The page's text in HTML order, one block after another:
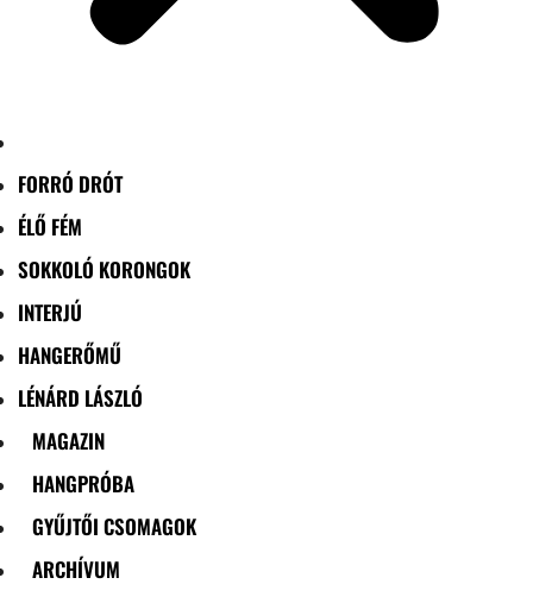
FORRÓ DRÓT
ÉLŐ FÉM
SOKKOLÓ KORONGOK
INTERJÚ
HANGERŐMŰ
LÉNÁRD LÁSZLÓ
MAGAZIN
HANGPRÓBA
GYŰJTŐI CSOMAGOK
ARCHÍVUM